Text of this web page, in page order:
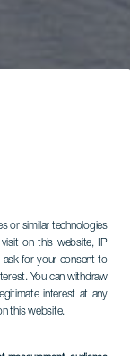
or similar technologies
on this website, IP
ask for your consent to
You can withdraw
interest at any
this website.